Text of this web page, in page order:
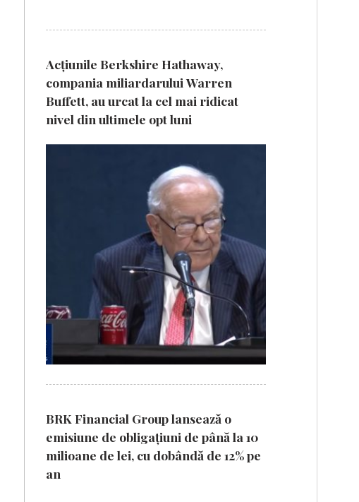
Acțiunile Berkshire Hathaway,
compania miliardarului Warren
Buffett, au urcat la cel mai ridicat
nivel din ultimele opt luni
BRK Financial Group lansează o
emisiune de obligațiuni de până la 10
milioane de lei, cu dobândă de 12% pe
an